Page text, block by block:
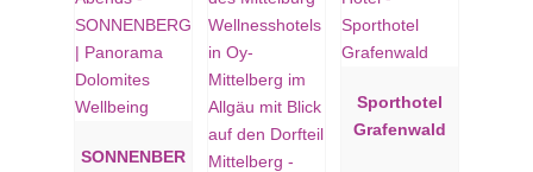
SONNENBER
Sporthotel
Grafenwald